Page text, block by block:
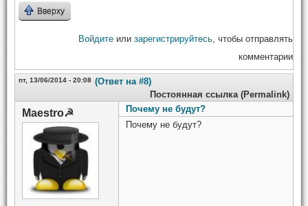
Вверху
Войдите или зарегистрируйтесь, чтобы отправлять
комментарии
пт, 13/06/2014 - 20:08 (Ответ на #8)
Постоянная ссылка (Permalink)
Maestro☭
Почему не будут?
Почему не будут?